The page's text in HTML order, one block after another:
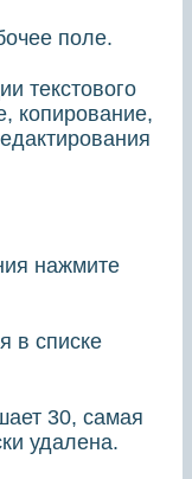
поле.
текстового
копирование,
нажмите
в списке
30, самая
удалена.